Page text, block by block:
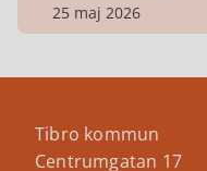
25 maj 2026
Tibro kommun
Centrumgatan 17